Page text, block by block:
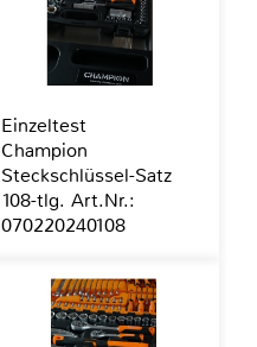
Einzeltest
Champion
Steckschlüssel-Satz
108-tlg. Art.Nr.:
070220240108